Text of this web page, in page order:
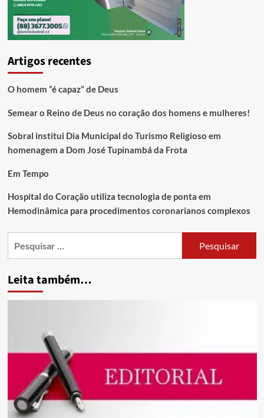
Artigos recentes
O homem “é capaz” de Deus
Semear o Reino de Deus no coração dos homens e mulheres!
Sobral institui Dia Municipal do Turismo Religioso em
homenagem a Dom José Tupinambá da Frota
Em Tempo
Hospital do Coração utiliza tecnologia de ponta em
Hemodinâmica para procedimentos coronarianos complexos
Leita também…